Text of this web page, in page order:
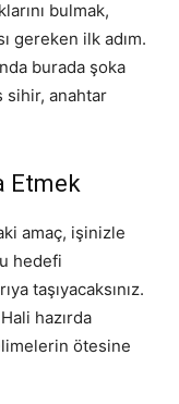
bulmak,
gereken ilk adım.
burada şoka
sihir, anahtar
Etmek
amaç, işinizle
hedefi
taşıyacaksınız.
hazırda
ötesine